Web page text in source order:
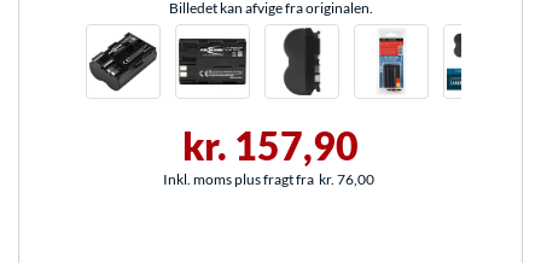
Billedet kan afvige fra originalen.
kr. 157,90
Inkl. moms plus fragt fra kr. 76,00